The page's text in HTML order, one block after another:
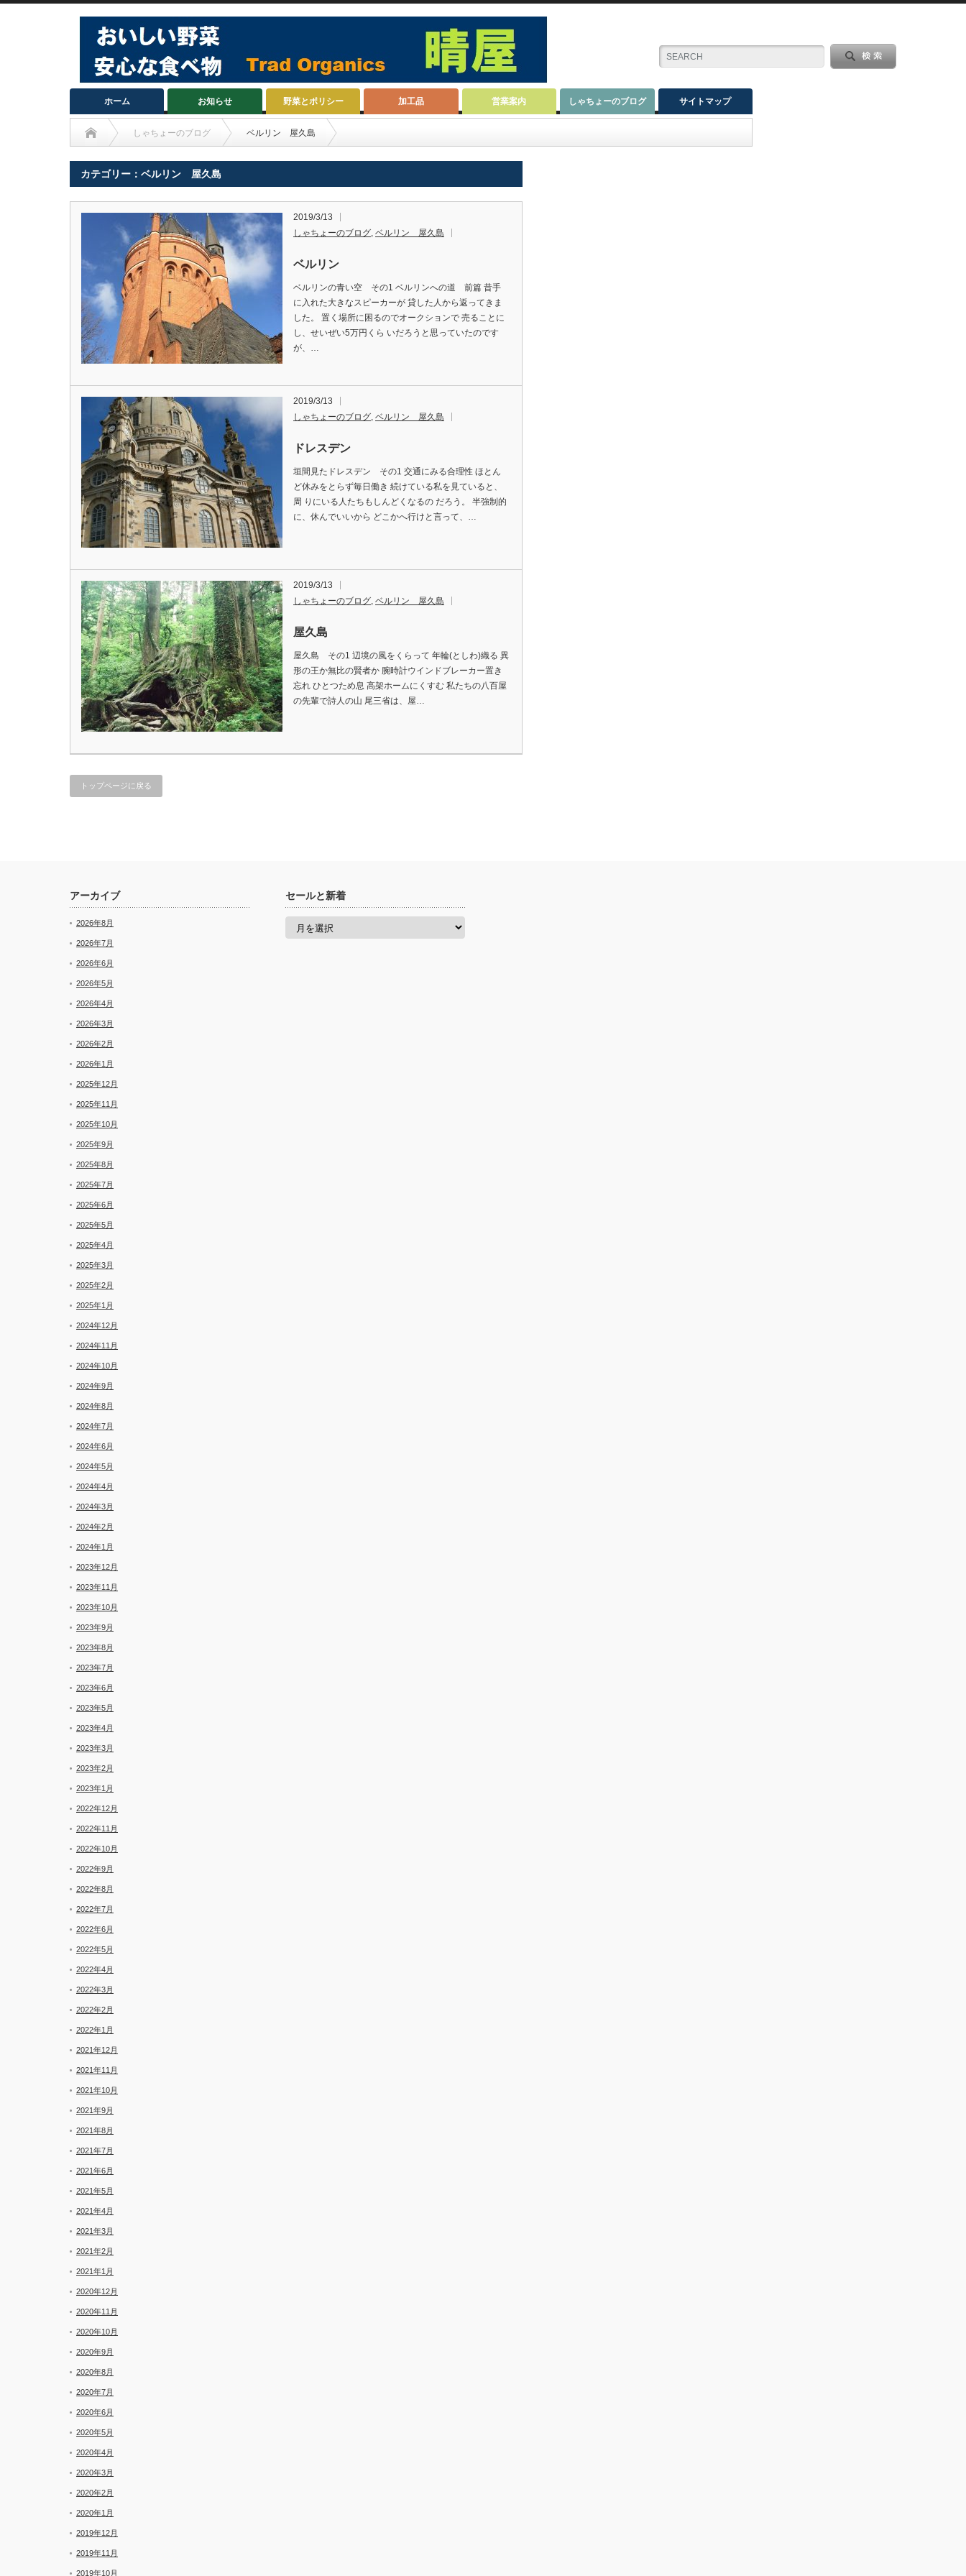
ホーム お知らせ 野菜とポリシー 加工品 営業案内 しゃちょーのブログ サイトマップ
しゃちょーのブログ ベルリン 屋久島
カテゴリー：ベルリン 屋久島
2019/3/13
しゃちょーのブログ, ベルリン 屋久島
ベルリン
ベルリンの青い空 その1 ベルリンへの道 前篇 昔手
に入れた大きなスピーカーが 貸した人から返ってきま
した。 置く場所に困るのでオークションで 売ることに
し、せいぜい5万円くら いだろうと思っていたのです
が、…
2019/3/13
しゃちょーのブログ, ベルリン 屋久島
ドレスデン
垣間見たドレスデン その1 交通にみる合理性 ほとん
ど休みをとらず毎日働き 続けている私を見ていると、
周 りにいる人たちもしんどくなるの だろう。 半強制的
に、休んでいいから どこかへ行けと言って、…
2019/3/13
しゃちょーのブログ, ベルリン 屋久島
屋久島
屋久島 その1 辺境の風をくらって 年輪(としわ)織る 異
形の王か無比の賢者か 腕時計ウインドブレーカー置き
忘れ ひとつため息 高架ホームにくすむ 私たちの八百屋
の先輩で詩人の山 尾三省は、屋…
トップページに戻る
アーカイブ
2026年8月
2026年7月
2026年6月
2026年5月
2026年4月
2026年3月
2026年2月
2026年1月
2025年12月
2025年11月
2025年10月
2025年9月
2025年8月
2025年7月
2025年6月
2025年5月
2025年4月
2025年3月
2025年2月
2025年1月
2024年12月
2024年11月
2024年10月
2024年9月
2024年8月
2024年7月
2024年6月
2024年5月
2024年4月
2024年3月
2024年2月
2024年1月
2023年12月
2023年11月
2023年10月
2023年9月
2023年8月
2023年7月
2023年6月
2023年5月
2023年4月
2023年3月
2023年2月
2023年1月
2022年12月
2022年11月
2022年10月
2022年9月
2022年8月
2022年7月
2022年6月
2022年5月
2022年4月
2022年3月
2022年2月
2022年1月
2021年12月
2021年11月
2021年10月
2021年9月
2021年8月
2021年7月
2021年6月
2021年5月
2021年4月
2021年3月
2021年2月
2021年1月
2020年12月
2020年11月
2020年10月
2020年9月
2020年8月
2020年7月
2020年6月
2020年5月
2020年4月
2020年3月
2020年2月
2020年1月
2019年12月
2019年11月
2019年10月
セールと新着
セ